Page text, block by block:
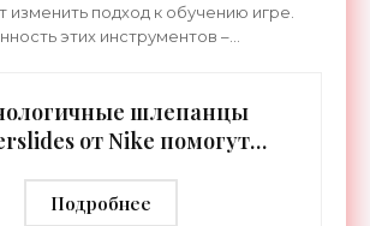
изменить подход к обучению игре.
этих инструментов –
шлепанцы
от Nike помогут
- «Гаджеты»
Подробнее